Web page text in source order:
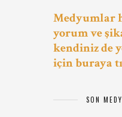
Medyumlar
yorum ve
kendiniz de
için buraya
SON